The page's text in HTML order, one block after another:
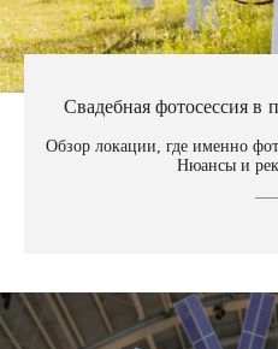
Свадебная фотосессия в
Обзор локации, где именно
Нюансы и